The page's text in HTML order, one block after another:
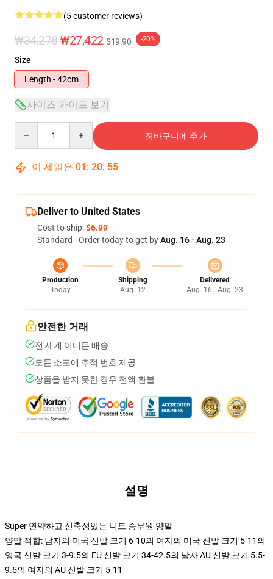
(5 customer reviews)
₩34,278₩27,422 $19.90 -20%
Size
Length - 42cm
사이즈 가이드 보기
장바구니에 추가
이 세일은 01 : 20: 54
Deliver to United States
Cost to ship:$6.99
Standard - Order today to get byAug. 16 - Aug. 23
Production
Today
Shipping
Aug. 12
Delivered
Aug. 16 - Aug. 23
안전한 거래
전 세계 어디든 배송
모든 소포에 추적 번호 제공
상품을 받지 못한 경우 전액 환불
설명
Super 연약하고 신축성있는 니트 승무원 양말
양말 적합: 남자의 미국 신발 크기 6-10의 여자의 미국 신발 크기 5-11의
영국 신발 크기 3-9.5의 EU 신발 크기 34-42.5의 남자 AU 신발 크기 5.5-
9.5의 여자의 AU 신발 크기 5-11